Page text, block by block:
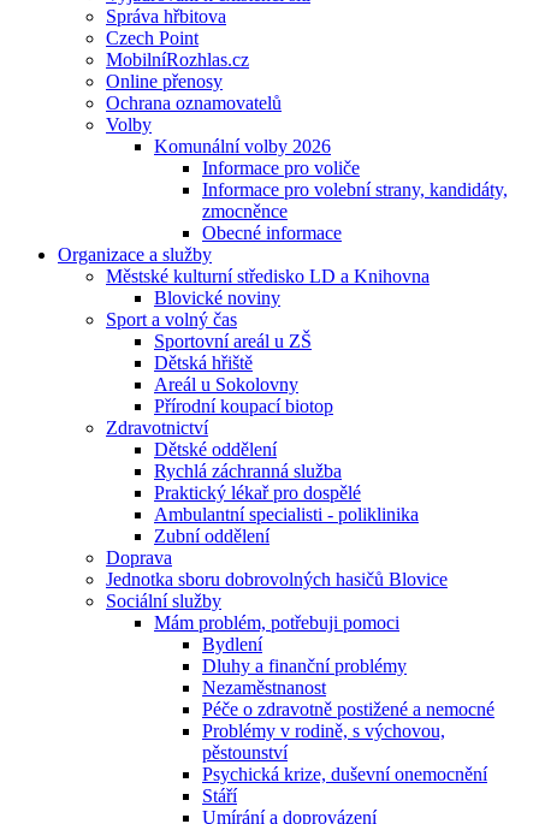
Správa hřbitova
Czech Point
MobilníRozhlas.cz
Online přenosy
Ochrana oznamovatelů
Volby
Komunální volby 2026
Informace pro voliče
Informace pro volební strany, kandidáty,
zmocněnce
Obecné informace
Organizace a služby
Městské kulturní středisko LD a Knihovna
Blovické noviny
Sport a volný čas
Sportovní areál u ZŠ
Dětská hřiště
Areál u Sokolovny
Přírodní koupací biotop
Zdravotnictví
Dětské oddělení
Rychlá záchranná služba
Praktický lékař pro dospělé
Ambulantní specialisti - poliklinika
Zubní oddělení
Doprava
Jednotka sboru dobrovolných hasičů Blovice
Sociální služby
Mám problém, potřebuji pomoci
Bydlení
Dluhy a finanční problémy
Nezaměstnanost
Péče o zdravotně postižené a nemocné
Problémy v rodině, s výchovou,
pěstounství
Psychická krize, duševní onemocnění
Stáří
Umírání a doprovázení